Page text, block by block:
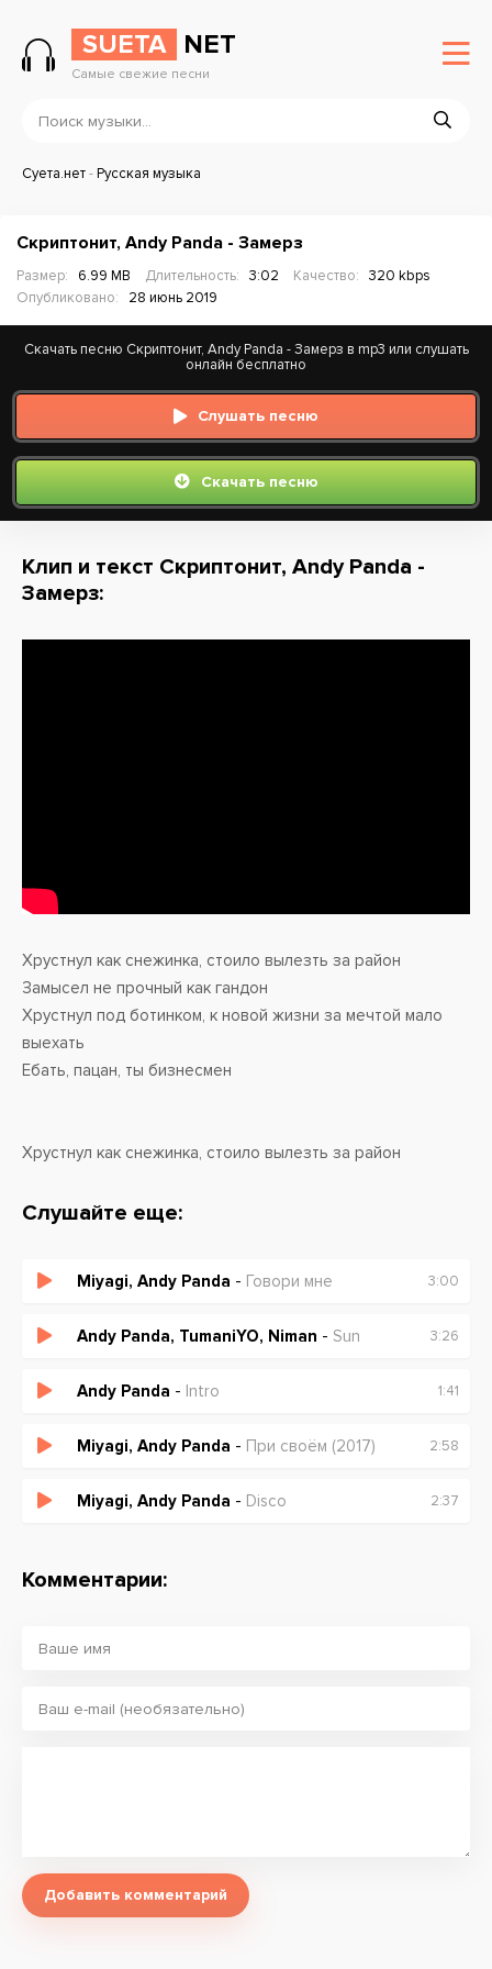
SUETA NET
Самые свежие песни
Суета.нет-Русская музыка
Скриптонит, Andy Panda - Замерз
Размер: 6.99 MB Длительность: 3:02 Качество:
320 kbps
Опубликовано:
28 июнь 2019
Скачать песню Скриптонит, Andy Panda - Замерз в mp3 или слушать
онлайн бесплатно
Слушать песню
Скачать песню
Клип и текст Скриптонит, Andy Panda -
Замерз:
Хрустнул как снежинка, стоило вылезть за район
Замысел не прочный как гандон
Хрустнул под ботинком, к новой жизни за мечтой мало
выехать
Ебать, пацан, ты бизнесмен
Хрустнул как снежинка, стоило вылезть за район
Что тебя ебал свой стул, шлюха проебал ключи от рта
Басота, басота, спросу нету, просто так
Раз Москва, два Москва
Раз Москва, два Москва
Раз Москва, два Москва
Ролишь с Федькой на приюте
Нетипичный, ты типичный
Почему ты двуличный?
Мы звезд с неба не хватали (я тут самопал)
Мы звезд с неба не хватали (я выебываю скиллом)
Слушайте еще:
Miyagi, Andy Panda - Говори мне 3:00
Andy Panda, TumaniYO, Niman - Sun 3:26
Andy Panda - Intro 1:41
Miyagi, Andy Panda - При своём (2017) 2:58
Miyagi, Andy Panda - Disco 2:37
Комментарии:
Добавить комментарий